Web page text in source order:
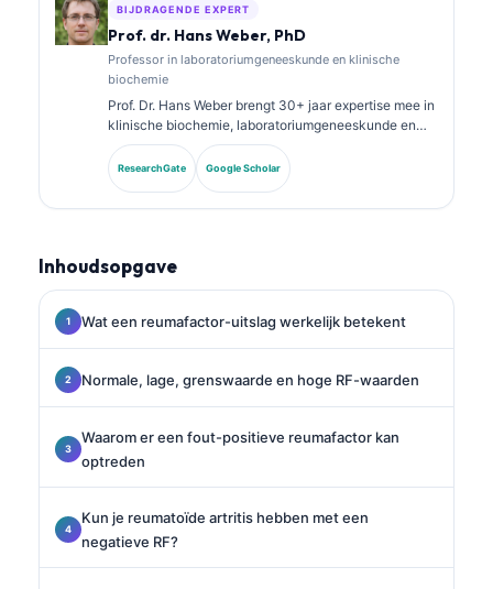
BIJDRAGENDE EXPERT
Prof. dr. Hans Weber, PhD
Professor in laboratoriumgeneeskunde en klinische
biochemie
Prof. Dr. Hans Weber brengt 30+ jaar expertise mee in
klinische biochemie, laboratoriumgeneeskunde en
biomarkeronderzoek. Voormalig president van de
Duitse Vereniging voor Klinische Chemie, hij is
gespecialiseerd in analyse van diagnostische panels,
ResearchGate Google Scholar
Inhoudsopgave
Wat een reumafactor-uitslag werkelijk betekent
Normale, lage, grenswaarde en hoge RF-waarden
Waarom er een fout-positieve reumafactor kan
optreden
Kun je reumatoïde artritis hebben met een
negatieve RF?